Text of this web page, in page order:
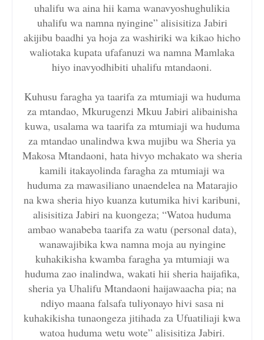
uhalifu wa aina hii kama wanavyoshughulikia
uhalifu wa namna nyingine” alisisitiza Jabiri
akijibu baadhi ya hoja za washiriki wa kikao hicho
waliotaka kupata ufafanuzi wa namna Mamlaka
hiyo inavyodhibiti uhalifu mtandaoni.
Kuhusu faragha ya taarifa za mtumiaji wa huduma
za mtandao, Mkurugenzi Mkuu Jabiri alibainisha
kuwa, usalama wa taarifa za mtumiaji wa huduma
za mtandao unalindwa kwa mujibu wa Sheria ya
Makosa Mtandaoni, hata hivyo mchakato wa sheria
kamili itakayolinda faragha za mtumiaji wa
huduma za mawasiliano unaendelea na Matarajio
na kwa sheria hiyo kuanza kutumika hivi karibuni,
alisisitiza Jabiri na kuongeza; “Watoa huduma
ambao wanabeba taarifa za watu (personal data),
wanawajibika kwa namna moja au nyingine
kuhakikisha kwamba faragha ya mtumiaji wa
huduma zao inalindwa, wakati hii sheria haijafika,
sheria ya Uhalifu Mtandaoni haijawaacha pia; na
ndiyo maana falsafa tuliyonayo hivi sasa ni
kuhakikisha tunaongeza jitihada za Ufuatiliaji kwa
watoa huduma wetu wote” alisisitiza Jabiri.